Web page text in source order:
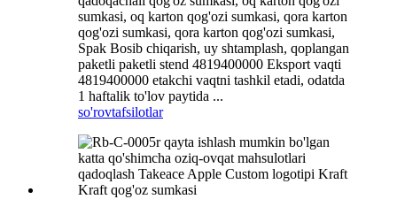
sumkasi, oq karton qog'ozi sumkasi, qora karton
qog'ozi sumkasi, qora karton qog'ozi sumkasi,
Spak Bosib chiqarish, uy shtamplash, qoplangan
paketli paketli stend 4819400000 Eksport vaqti
4819400000 etakchi vaqtni tashkil etadi, odatda
1 haftalik to'lov paytida ...
so'rovtafsilotlar